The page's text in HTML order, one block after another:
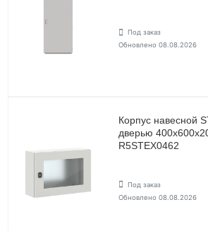
Под заказ
Обновлено 08.08.2026
Корпус навесной
дверью
R5STEX0462
Под заказ
Обновлено 08.08.2026